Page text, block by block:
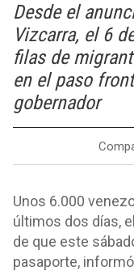
Desde el
Vizcarra, el 6
filas de
en el paso
gobernador
Unos 6.000
últimos dos días,
de que este
pasaporte,